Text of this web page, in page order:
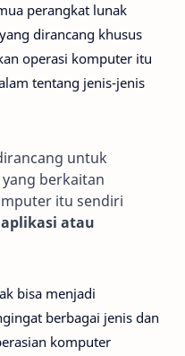
perangkat lunak
dirancang khusus
operasi komputer itu
tentang jenis-jenis
untuk
berkaitan
itu sendiri
atau
bisa menjadi
berbagai jenis dan
komputer